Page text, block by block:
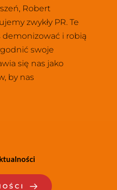
Robert
zwykły PR. Te
demonizować i robią
swoje
się nas jako
by nas